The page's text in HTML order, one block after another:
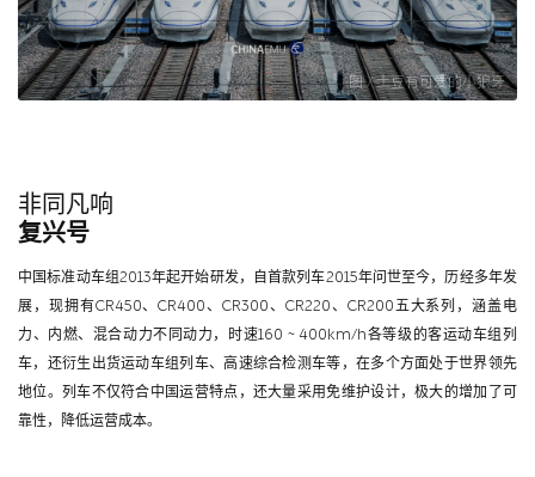
图 / 土豆有可爱的小狼牙
非同凡响
复兴号
中国标准动车组2013年起开始研发，自首款列车2015年问世至今，历经多年发
展，现拥有CR450、CR400、CR300、CR220、CR200五大系列，涵盖电
力、内燃、混合动力不同动力，时速160 ~ 400km/h各等级的客运动车组列
车，还衍生出货运动车组列车、高速综合检测车等，在多个方面处于世界领先
地位。列车不仅符合中国运营特点，还大量采用免维护设计，极大的增加了可
靠性，降低运营成本。